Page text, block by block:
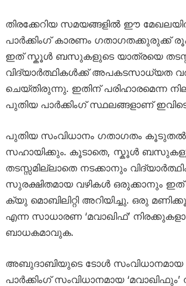
തിരക്കേറിയ സമയങ്ങളിൽ ഈ
പാർക്കിംഗ് കാരണം ഗതാഗതക്കുരുക്ക്
ഇത് സ്കൂൾ ബസുകളുടെ യാത്രയെ
വിദ്യാർത്ഥികൾക്ക് അപകടസാധ്യത
ചെയ്തിരുന്നു. ഇതിന് പരിഹാരമെന്ന
പുതിയ പാർക്കിംഗ് സ്ഥലങ്ങളാണ്
പുതിയ സംവിധാനം ഗതാഗതം
സഹായിക്കും. കൂടാതെ, സ്കൂൾ
തടസ്സമില്ലാതെ നടക്കാനും
സുരക്ഷിതമായ വഴികൾ ഒരുക്കാനും ഇത്
ക്യു മൊബിലിറ്റി അറിയിച്ചു. ഒരു
എന്ന സാധാരണ ‘മവാഖിഫ്’
ബാധകമാവുക.
അബുദാബിയുടെ ടോൾ സംവിധാനമായ
പാർക്കിംഗ് സംവിധാനമായ ‘മവാഖിഫും’